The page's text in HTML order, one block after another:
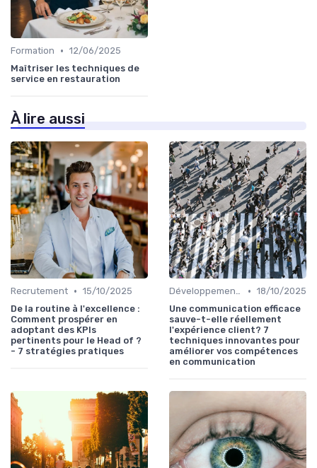
Formation • 12/06/2025
Maîtriser les techniques de
service en restauration
À lire aussi
Recrutement • 15/10/2025
De la routine à l'excellence :
Comment prospérer en
adoptant des KPIs
pertinents pour le Head of ?
- 7 stratégies pratiques
Développement personnel • 18/10/2025
Une communication efficace
sauve-t-elle réellement
l'expérience client? 7
techniques innovantes pour
améliorer vos compétences
en communication